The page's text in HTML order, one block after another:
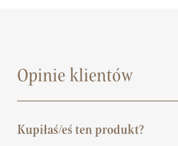
Opinie klientów
Kupiłaś/eś ten produkt?